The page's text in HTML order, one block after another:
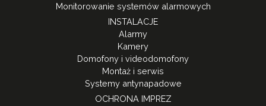
Monitorowanie systemów alarmowych
INSTALACJE
Alarmy
Kamery
Domofony i videodomofony
Montaż i serwis
Systemy antynapadowe
OCHRONA IMPREZ